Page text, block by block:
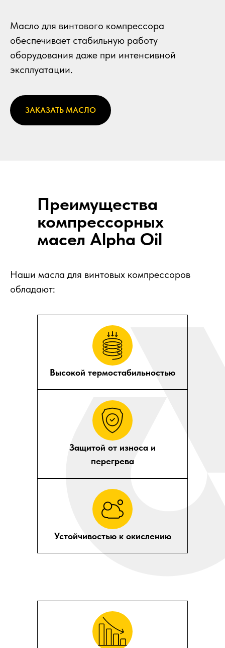
Масло для винтового компрессора
обеспечивает стабильную работу
оборудования даже при интенсивной
эксплуатации.
ЗАКАЗАТЬ МАСЛО
Преимущества
компрессорных
масел Alpha Oil
Наши масла для винтовых компрессоров
обладают:
Высокой термостабильностью
Защитой от износа и
перегрева
Устойчивостью к окислению
Как выбрать
масло для
винтового
компрессора